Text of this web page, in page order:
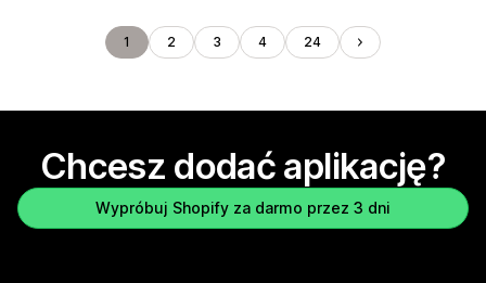
1 2 3 4 24
Chcesz dodać aplikację?
Wypróbuj Shopify za darmo przez 3 dni